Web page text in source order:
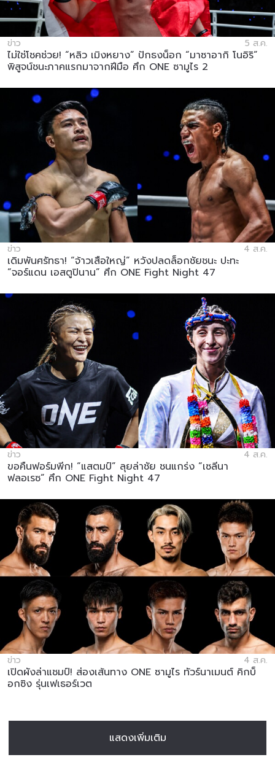
ข่าว 5 ส.ค.
ไม่ใช่โชคช่วย! “หลิว เมิงหยาง” ปักธงน็อก “มาซาอากิ โนอิริ”
พิสูจน์ชนะภาคแรกมาจากฝีมือ ศึก ONE ซามูไร 2
ข่าว 4 ส.ค.
เดิมพันศรัทธา! “จ้าวเสือใหญ่” หวังปลดล็อกชัยชนะ ปะทะ
“จอร์แดน เอสตูปินาน” ศึก ONE Fight Night 47
ข่าว 4 ส.ค.
ขอคืนฟอร์มพีก! “แสตมป์” ลุยล่าชัย ชนแกร่ง “เซลีนา
ฟลอเรซ” ศึก ONE Fight Night 47
ข่าว 4 ส.ค.
เปิดผังล่าแชมป์! ส่องเส้นทาง ONE ซามูไร ทัวร์นาเมนต์ คิกบ็
อกซิง รุ่นเฟเธอร์เวต
แสดงเพิ่มเติม